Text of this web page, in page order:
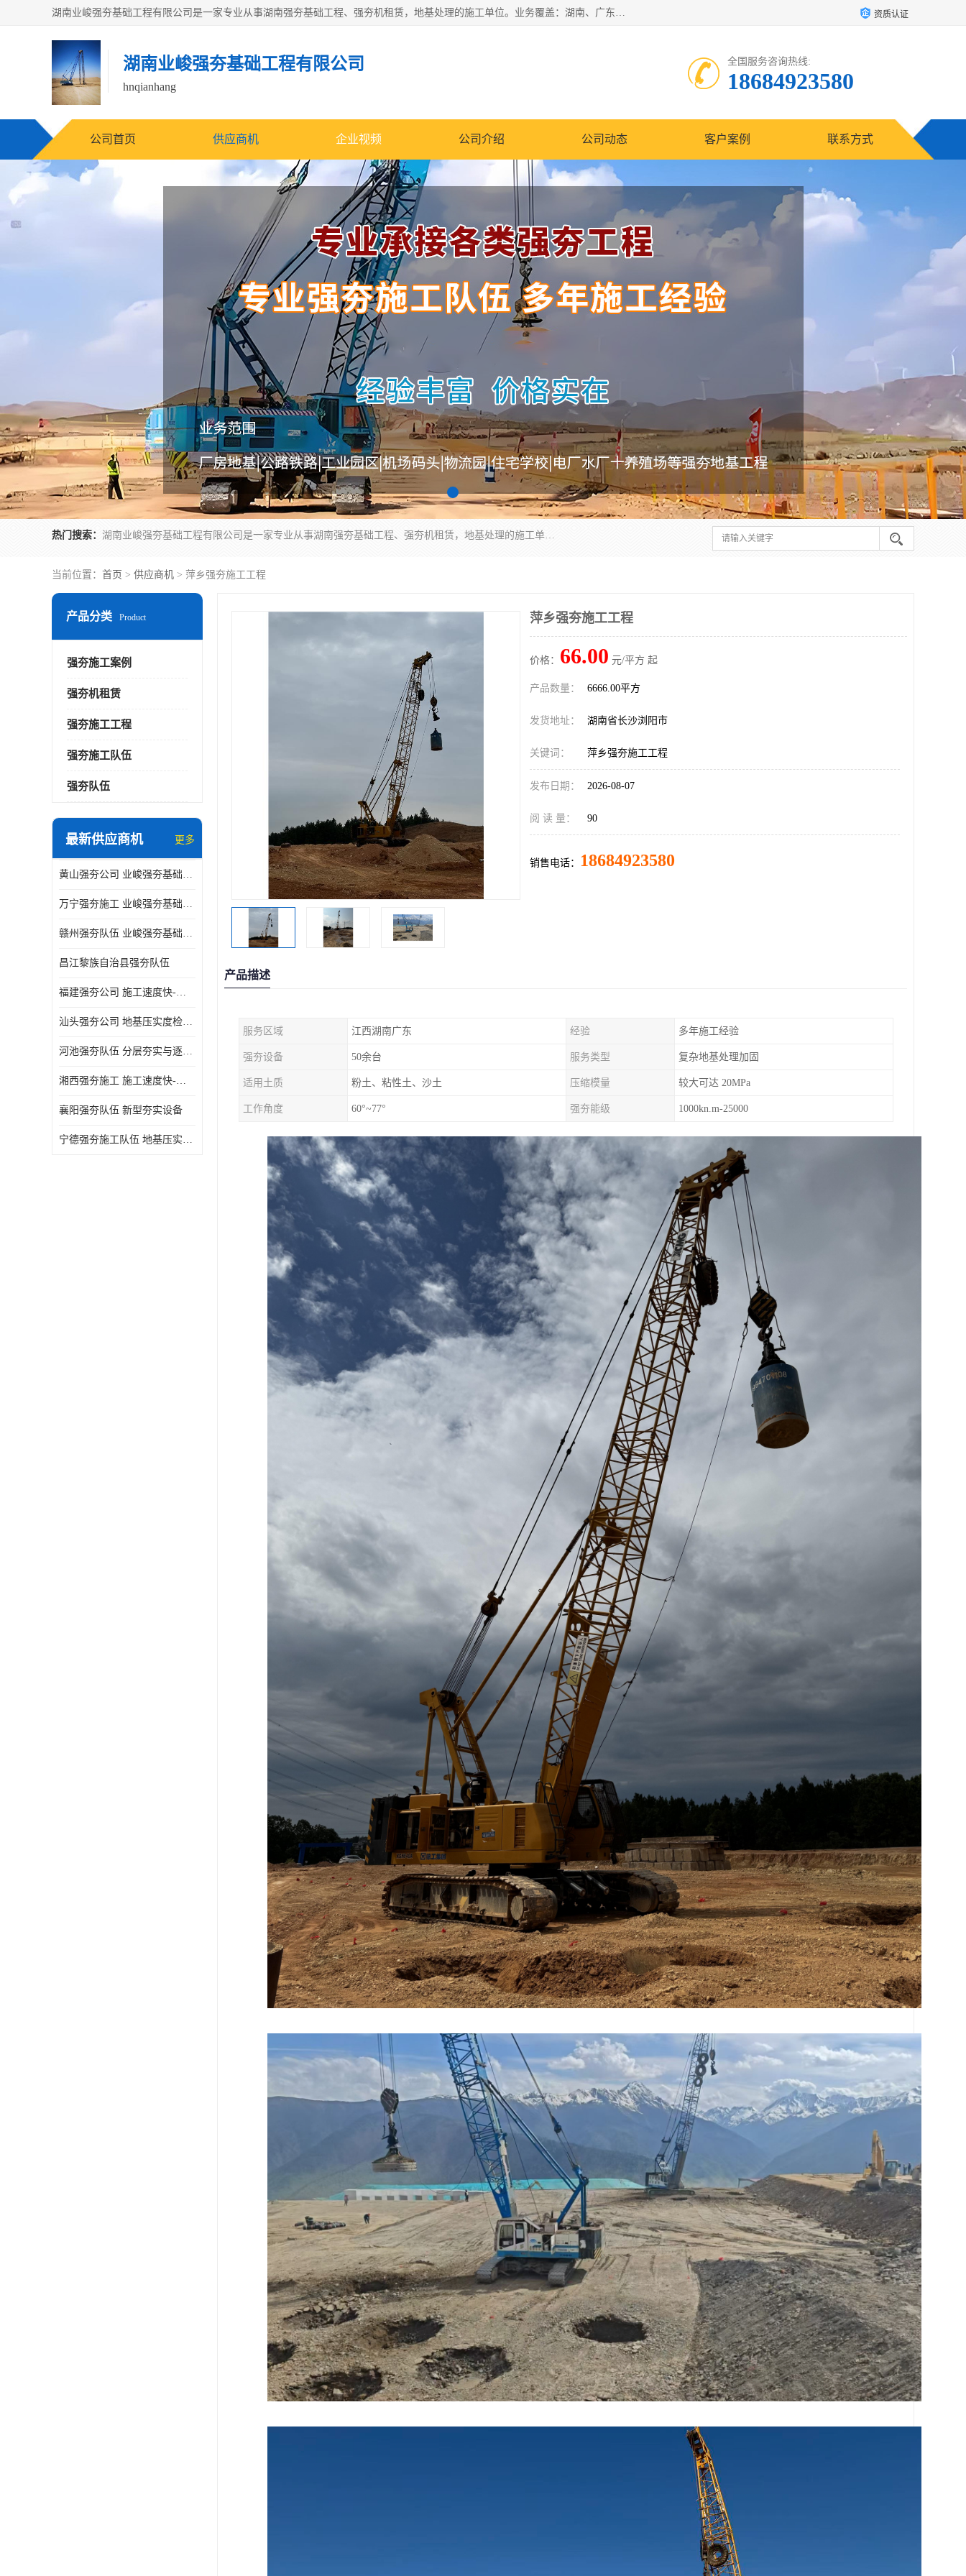
湖南业峻强夯基础工程有限公司是一家专业从事湖南强夯基础工程、强夯机租赁，地基处理的施工单位。业务覆盖：湖南、广东，江西等地。可承接1000KN.m-25000KN.m强夯（置换）工程。公司创始人是国内较早期从事强夯施工的建设者，经过多年的一步一个脚印的发展，在行业内具有较高的度和良好的口碑。 资质认证
湖南业峻强夯基础工程有限公司
hnqianhang
全国服务咨询热线:
18684923580
公司首页 供应商机 企业视频 公司介绍 公司动态 客户案例 联系方式
热门搜索： 湖南业峻强夯基础工程有限公司是一家专业从事湖南强夯基础工程、强夯机租赁，地基处理的施工单位。业务覆盖：湖南、广东，江西等地。可承接1000KN.m-25000KN.m强夯（置换）工程。公司创始人是国内较早期从事强夯施工的建设者，经过多年的一步一个脚印的发展，在行业内具有较高的度和良好的口碑。
当前位置： 首页 > 供应商机 > 萍乡强夯施工工程
产品分类 Product
强夯施工案例
强夯机租赁
强夯施工工程
强夯施工队伍
强夯队伍
最新供应商机 更多
黄山强夯公司 业峻强夯基础工程
万宁强夯施工 业峻强夯基础工程
赣州强夯队伍 业峻强夯基础工程
昌江黎族自治县强夯队伍
福建强夯公司 施工速度快-施耐用性强
汕头强夯公司 地基压实度检测方法与标准
河池强夯队伍 分层夯实与逐层检测技术
湘西强夯施工 施工速度快-施耐用性强
襄阳强夯队伍 新型夯实设备
宁德强夯施工队伍 地基压实度检测方法与标准
萍乡强夯施工工程
价格： 66.00 元/平方 起
产品数量： 6666.00平方
发货地址： 湖南省长沙浏阳市
关键词： 萍乡强夯施工工程
发布日期： 2026-08-07
阅 读 量： 90
销售电话： 18684923580
产品描述
服务区域 江西湖南广东 经验 多年施工经验
强夯设备 50余台 服务类型 复杂地基处理加固
适用土质 粉土、粘性土、沙土 压缩模量 较大可达 20MPa
工作角度 60°~77° 强夯能级 1000kn.m-25000